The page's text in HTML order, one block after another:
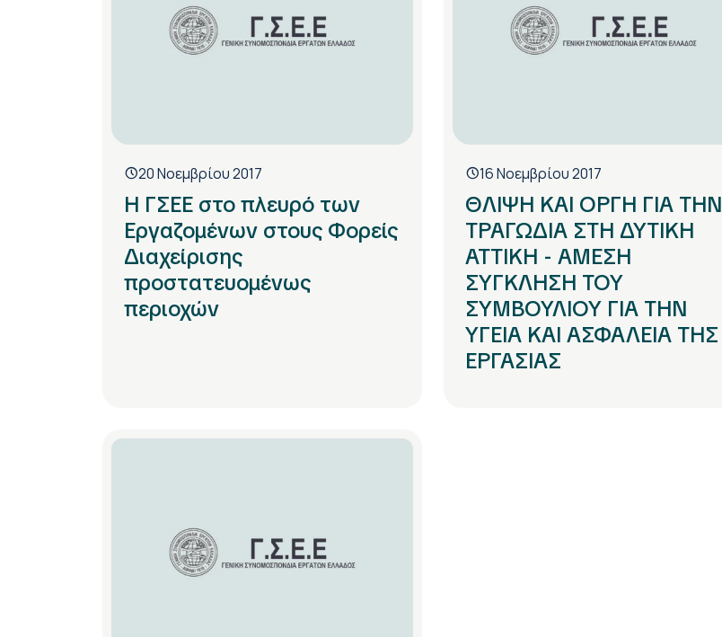
20 Νοεμβρίου 2017
Η ΓΣΕΕ στο πλευρό των
Εργαζομένων στους Φορείς
Διαχείρισης
προστατευομένως
περιοχών
16 Νοεμβρίου 2017
ΘΛΙΨΗ ΚΑΙ ΟΡΓΗ ΓΙΑ ΤΗΝ
ΤΡΑΓΩΔΙΑ ΣΤΗ ΔΥΤΙΚΗ
ΑΤΤΙΚΗ - ΑΜΕΣΗ
ΣΥΓΚΛΗΣΗ ΤΟΥ
ΣΥΜΒΟΥΛΙΟΥ ΓΙΑ ΤΗΝ
ΥΓΕΙΑ ΚΑΙ ΑΣΦΑΛΕΙΑ ΤΗΣ
ΕΡΓΑΣΙΑΣ